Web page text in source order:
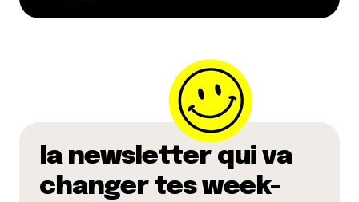
la newsletter qui va
changer tes week-